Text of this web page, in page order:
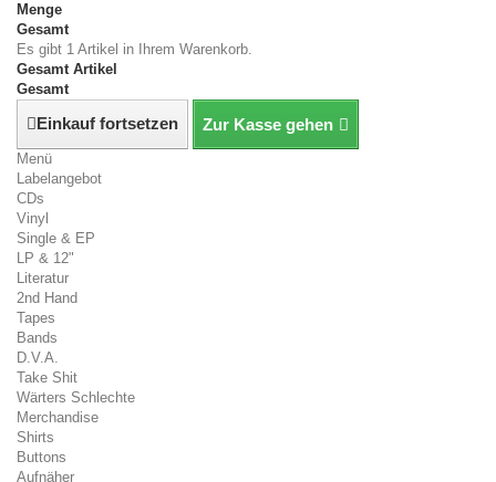
Menge
Gesamt
Es gibt 1 Artikel in Ihrem Warenkorb.
Gesamt Artikel
Gesamt
Einkauf fortsetzen Zur Kasse gehen
Menü
Labelangebot
CDs
Vinyl
Single & EP
LP & 12"
Literatur
2nd Hand
Tapes
Bands
D.V.A.
Take Shit
Wärters Schlechte
Merchandise
Shirts
Buttons
Aufnäher